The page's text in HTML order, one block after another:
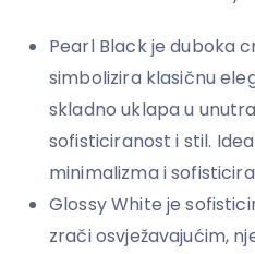
Pearl Black je duboka
simbolizira klasičnu
skladno uklapa u
sofisticiranost i stil.
minimalizma i
Glossy White je
zrači osvježavajućim,